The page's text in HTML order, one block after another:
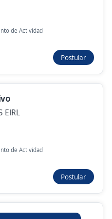
Open
Ejecutivo/a de ventas
de Actividad
Postular
EIRL
de Actividad
Postular